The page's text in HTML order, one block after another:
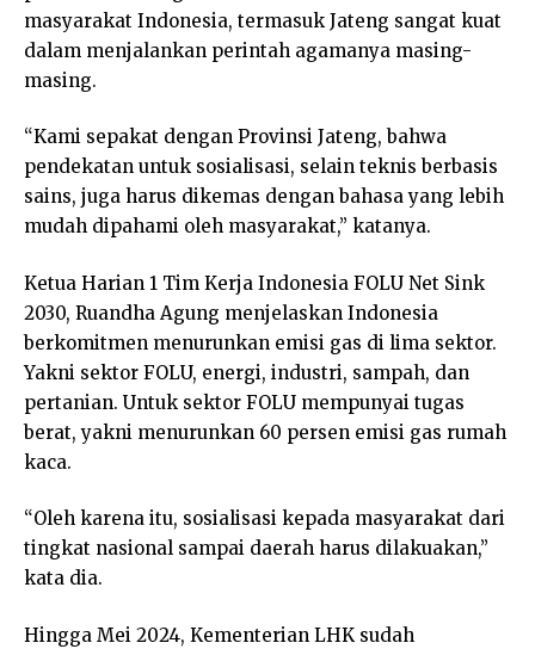
masyarakat Indonesia, termasuk Jateng sangat kuat
dalam menjalankan perintah agamanya masing-
masing.
“Kami sepakat dengan Provinsi Jateng, bahwa
pendekatan untuk sosialisasi, selain teknis berbasis
sains, juga harus dikemas dengan bahasa yang lebih
mudah dipahami oleh masyarakat,” katanya.
Ketua Harian 1 Tim Kerja Indonesia FOLU Net Sink
2030, Ruandha Agung menjelaskan Indonesia
berkomitmen menurunkan emisi gas di lima sektor.
Yakni sektor FOLU, energi, industri, sampah, dan
pertanian. Untuk sektor FOLU mempunyai tugas
berat, yakni menurunkan 60 persen emisi gas rumah
kaca.
“Oleh karena itu, sosialisasi kepada masyarakat dari
tingkat nasional sampai daerah harus dilakuakan,”
kata dia.
Hingga Mei 2024, Kementerian LHK sudah